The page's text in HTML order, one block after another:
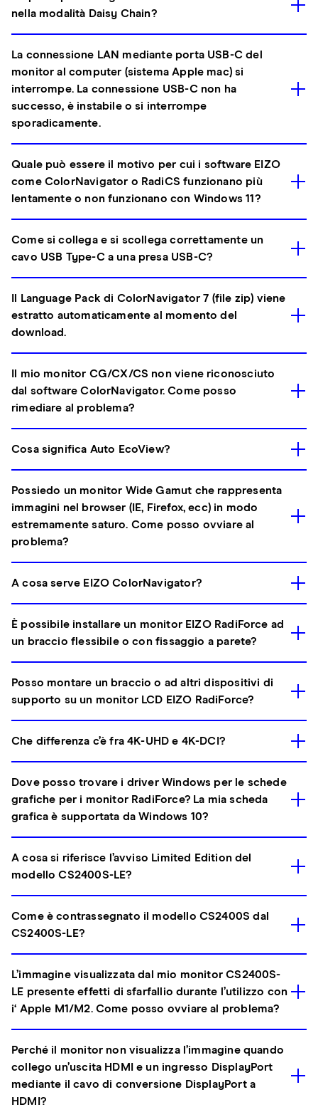
nella modalità Daisy Chain?
La connessione LAN mediante porta USB-C del
monitor al computer (sistema Apple mac) si
interrompe. La connessione USB-C non ha
successo, è instabile o si interrompe
sporadicamente.
Quale può essere il motivo per cui i software EIZO
come ColorNavigator o RadiCS funzionano più
lentamente o non funzionano con Windows 11?
Come si collega e si scollega correttamente un
cavo USB Type-C a una presa USB-C?
Il Language Pack di ColorNavigator 7 (file zip) viene
estratto automaticamente al momento del
download.
Il mio monitor CG/CX/CS non viene riconosciuto
dal software ColorNavigator. Come posso
rimediare al problema?
Cosa significa Auto EcoView?
Possiedo un monitor Wide Gamut che rappresenta
immagini nel browser (IE, Firefox, ecc) in modo
estremamente saturo. Come posso ovviare al
problema?
A cosa serve EIZO ColorNavigator?
È possibile installare un monitor EIZO RadiForce ad
un braccio flessibile o con fissaggio a parete?
Posso montare un braccio o ad altri dispositivi di
supporto su un monitor LCD EIZO RadiForce?
Che differenza c’è fra 4K-UHD e 4K-DCI?
Dove posso trovare i driver Windows per le schede
grafiche per i monitor RadiForce? La mia scheda
grafica è supportata da Windows 10?
A cosa si riferisce l’avviso Limited Edition del
modello CS2400S-LE?
Come è contrassegnato il modello CS2400S dal
CS2400S-LE?
L’immagine visualizzata dal mio monitor CS2400S-
LE presente effetti di sfarfallio durante l’utilizzo con
i‘ Apple M1/M2. Come posso ovviare al problema?
Perché il monitor non visualizza l’immagine quando
collego un’uscita HDMI e un ingresso DisplayPort
mediante il cavo di conversione DisplayPort a
HDMI?